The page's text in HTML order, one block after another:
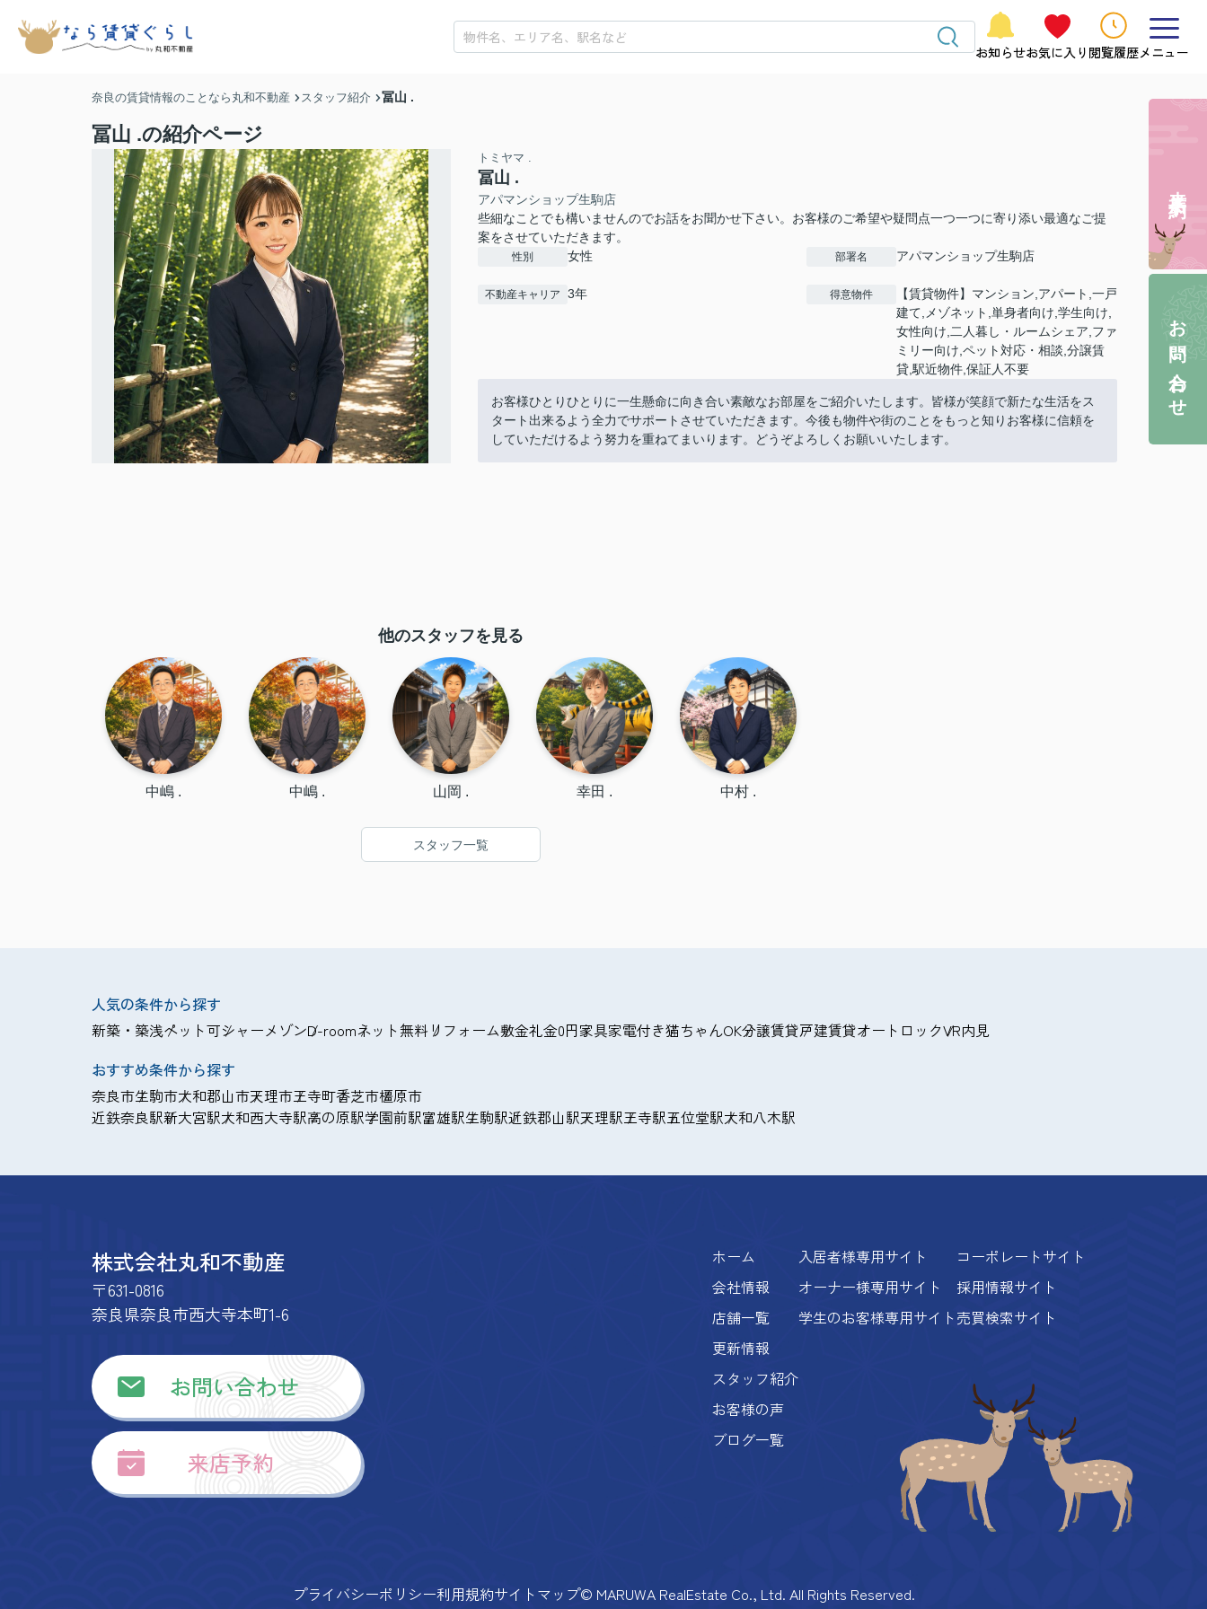
お知らせお気に入り 閲覧履歴メニュー
奈良の賃貸情報のことなら丸和不動産 スタッフ紹介 冨山 .
冨山 .の紹介ページ
トミヤマ .
冨山 .
アパマンショップ生駒店
些細なことでも構いませんのでお話をお聞かせ下さい。お客様のご希望や疑問点一つ一つに寄り添い最適なご提
案をさせていただきます。
性別 女性 部署名 アパマンショップ生駒店
不動産キャリア 3年 得意物件
【賃貸物件】マンション,アパート,一戸
建て,メゾネット,単身者向け,学生向け,
女性向け,二人暮し・ルームシェア,ファ
ミリー向け,ペット対応・相談,分譲賃
貸,駅近物件,保証人不要
お客様ひとりひとりに一生懸命に向き合い素敵なお部屋をご紹介いたします。皆様が笑顔で新たな生活をス
タート出来るよう全力でサポートさせていただきます。今後も物件や街のことをもっと知りお客様に信頼を
していただけるよう努力を重ねてまいります。どうぞよろしくお願いいたします。
他のスタッフを見る
中嶋 . 中嶋 . 山岡 . 幸田 . 中村 .
スタッフ一覧
人気の条件から探す
新築・築浅ペット可シャーメゾンD-roomネット無料 リフォーム敷金礼金0円家具家電付き猫ちゃんOK分譲賃貸戸建賃貸オートロックVR内見
おすすめ条件から探す
奈良市生駒市大和郡山市天理市王寺町香芝市橿原市
近鉄奈良駅新大宮駅大和西大寺駅高の原駅学園前駅富雄駅生駒駅近鉄郡山駅天理駅王寺駅五位堂駅大和八木駅
株式会社丸和不動産
〒631-0816
奈良県奈良市西大寺本町1-6
お問い合わせ
来店予約
ホーム
会社情報
店舗一覧
更新情報
スタッフ紹介
お客様の声
ブログ一覧
入居者様専用サイト
オーナー様専用サイト
学生のお客様専用サイト
コーポレートサイト
採用情報サイト
売買検索サイト
プライバシーポリシー利用規約サイトマップ© MARUWA RealEstate Co., Ltd. All Rights Reserved.
お問い合わせ